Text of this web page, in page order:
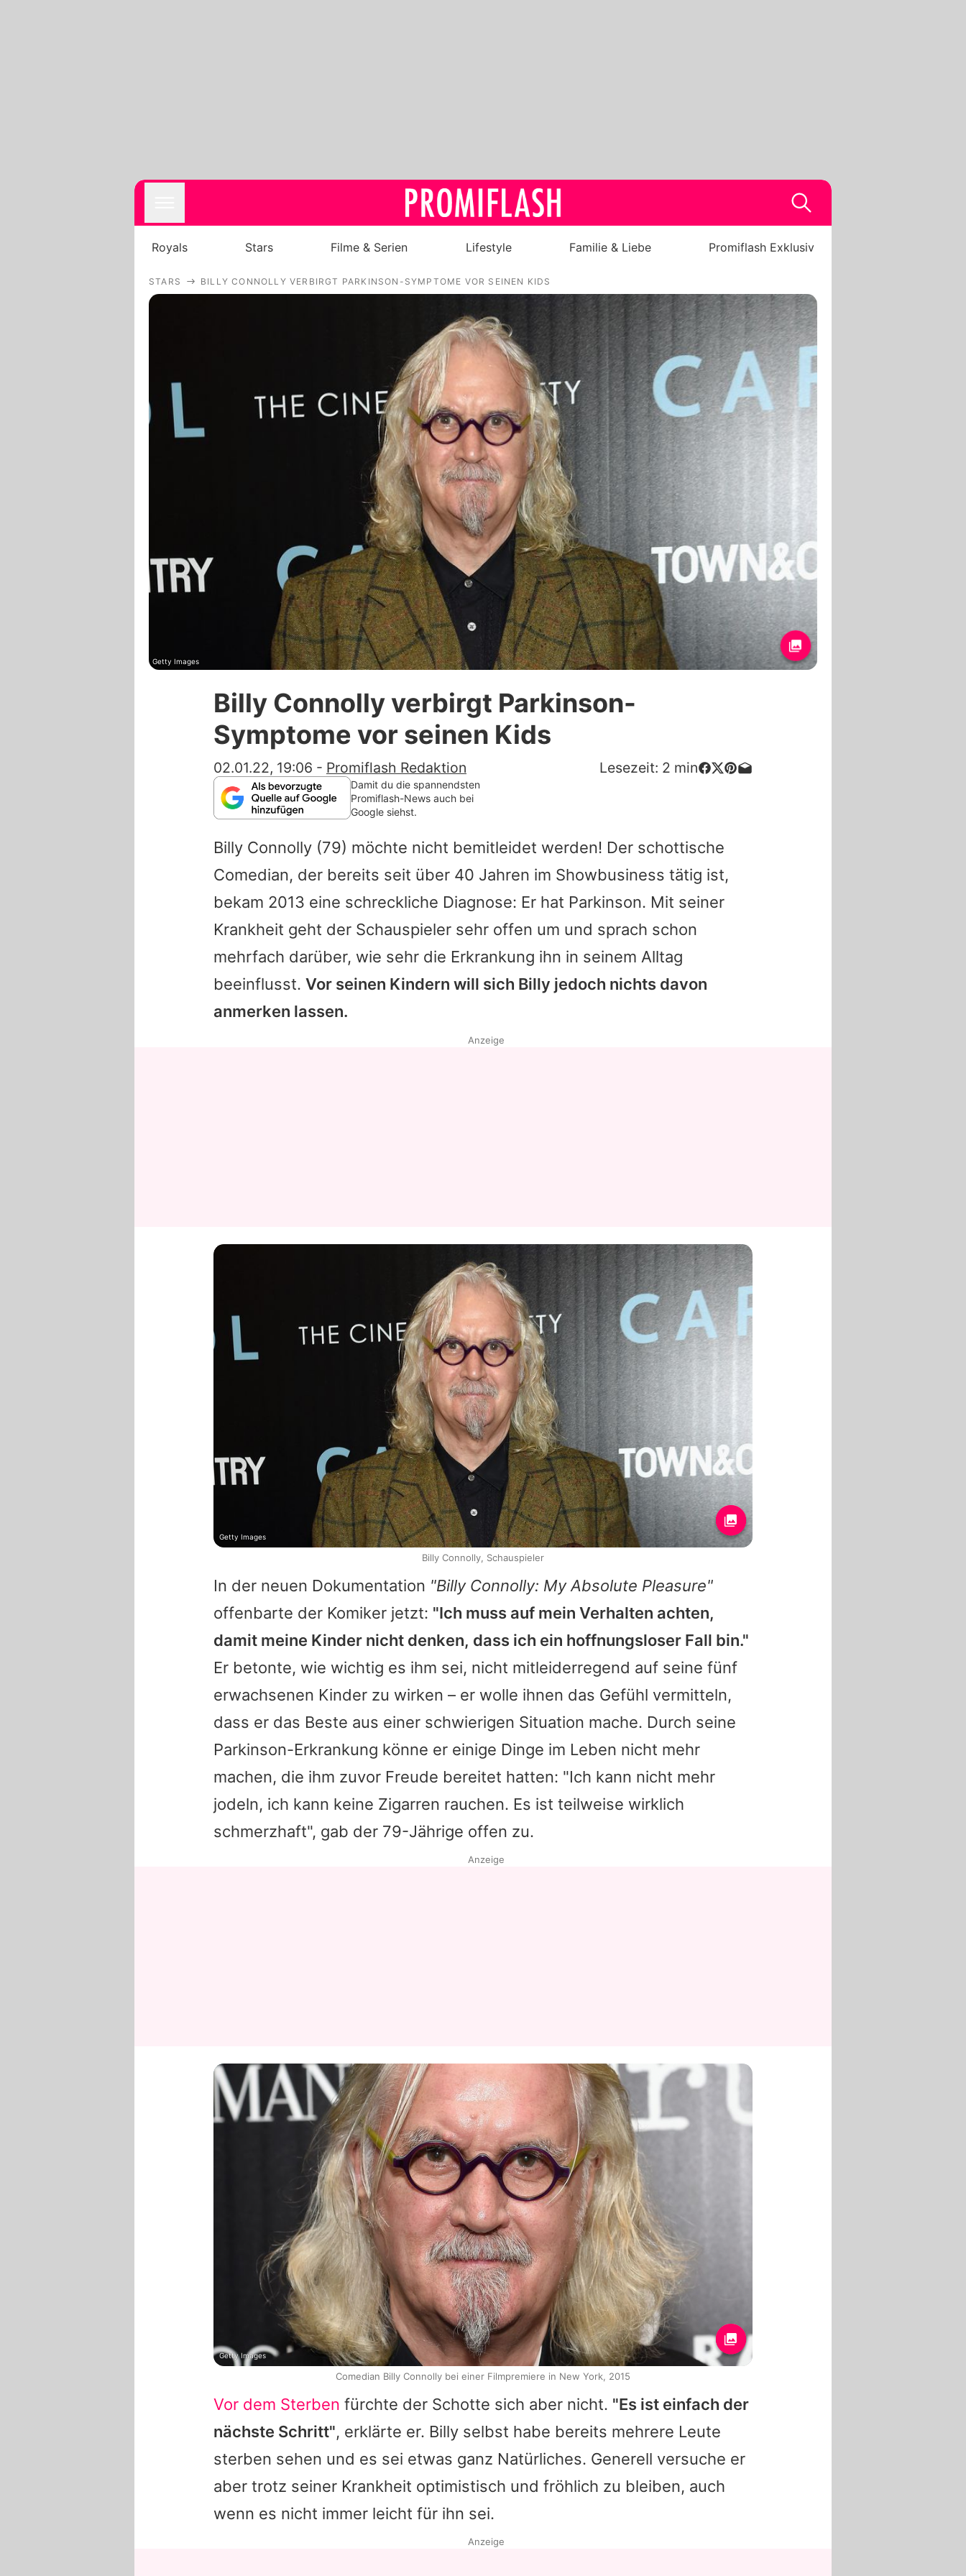
Royals
Stars
Filme & Serien
Lifestyle
Familie & Liebe
Promiflash Exklusiv
Alle Themen auf Promiflash
Jobs
App runterladen
Team
Redaktionelle Richtlinien
Impressum
Datenschutzerklärung
Nutzungsbedingungen
Utiq verwalten
Royals Stars Filme & Serien Lifestyle Familie & Liebe Promiflash Exklusiv
STARS BILLY CONNOLLY VERBIRGT PARKINSON-SYMPTOME VOR SEINEN KIDS
Getty Images
Billy Connolly verbirgt Parkinson-
Symptome vor seinen Kids
02.01.22, 19:06 - Promiflash Redaktion Lesezeit: 2 min
Damit du die spannendsten
Promiflash-News auch bei
Google siehst.
Billy Connolly (79) möchte nicht bemitleidet werden! Der schottische
Comedian, der bereits seit über 40 Jahren im Showbusiness tätig ist,
bekam 2013 eine schreckliche Diagnose: Er hat Parkinson. Mit seiner
Krankheit geht der Schauspieler sehr offen um und sprach schon
mehrfach darüber, wie sehr die Erkrankung ihn in seinem Alltag
beeinflusst. Vor seinen Kindern will sich Billy jedoch nichts davon
anmerken lassen.
In der neuen Dokumentation "Billy Connolly: My Absolute Pleasure"
offenbarte der Komiker jetzt: "Ich muss auf mein Verhalten achten,
damit meine Kinder nicht denken, dass ich ein hoffnungsloser Fall bin."
Er betonte, wie wichtig es ihm sei, nicht mitleiderregend auf seine fünf
erwachsenen Kinder zu wirken – er wolle ihnen das Gefühl vermitteln,
dass er das Beste aus einer schwierigen Situation mache. Durch seine
Parkinson-Erkrankung könne er einige Dinge im Leben nicht mehr
machen, die ihm zuvor Freude bereitet hatten: "Ich kann nicht mehr
jodeln, ich kann keine Zigarren rauchen. Es ist teilweise wirklich
schmerzhaft", gab der 79-Jährige offen zu.
Vor dem Sterben fürchte der Schotte sich aber nicht. "Es ist einfach der
nächste Schritt", erklärte er. Billy selbst habe bereits mehrere Leute
sterben sehen und es sei etwas ganz Natürliches. Generell versuche er
aber trotz seiner Krankheit optimistisch und fröhlich zu bleiben, auch
wenn es nicht immer leicht für ihn sei.
Anzeige
Getty Images
Billy Connolly, Schauspieler
Anzeige
Getty Images
Comedian Billy Connolly bei einer Filmpremiere in New York, 2015
Anzeige